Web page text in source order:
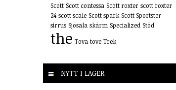
Scott Scott contessa Scott roxter scott roxter
24 scott scale Scott spark Scott Sportster
sirrus Sjösala skärm Specialized Stöd
the Tova tove Trek
NYTT I LAGER